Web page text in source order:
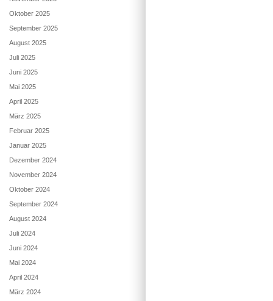
Oktober 2025
September 2025
August 2025
Juli 2025
Juni 2025
Mai 2025
April 2025
März 2025
Februar 2025
Januar 2025
Dezember 2024
November 2024
Oktober 2024
September 2024
August 2024
Juli 2024
Juni 2024
Mai 2024
April 2024
März 2024